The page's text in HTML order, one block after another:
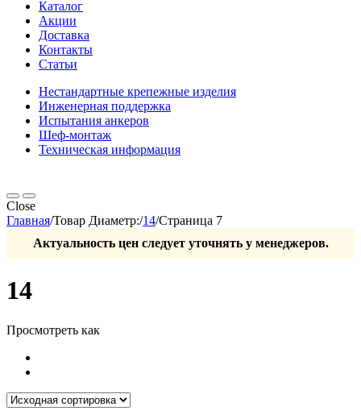
Каталог
Акции
Доставка
Контакты
Статьи
Нестандартные крепежные изделия
Инженерная поддержка
Испытания анкеров
Шеф-монтаж
Техническая информация
Close
Главная/Товар Диаметр:/14/Страница 7
Актуальность цен следует уточнять у менеджеров.
14
Просмотреть как